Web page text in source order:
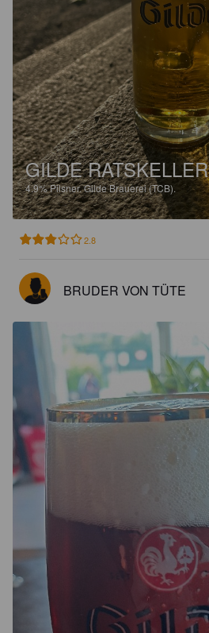
GILDE RATSKELLER
4.9%Pilsner.Gilde Brauerei (TCB).
2.8
BRUDER VON TÜTE